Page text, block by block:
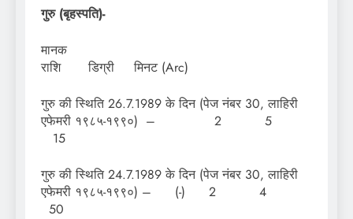
गुरु (बृहस्पति)-
राशि डिग्री मिनट (Arc)
गुरु की स्थिति 26.7.1989 के दिन (पेज नंबर 30, लाहिरी
एफेमरी १९८५-१९९०) – 2 5
15
गुरु की स्थिति 24.7.1989 के दिन (पेज नंबर 30, लाहिरी
एफेमरी १९८५-१९९०) – (-) 2 4
50